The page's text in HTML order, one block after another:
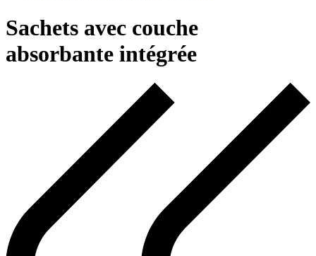
Sachets avec couche
absorbante intégrée